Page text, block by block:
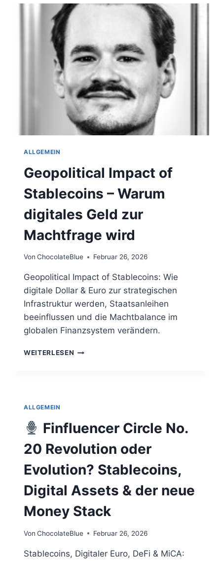
UND
KRYPTO?
ALLGEMEIN
Geopolitical Impact of
Stablecoins – Warum
digitales Geld zur
Machtfrage wird
Von ChocolateBlue Februar 26, 2026
Geopolitical Impact of Stablecoins: Wie
digitale Dollar & Euro zur strategischen
Infrastruktur werden, Staatsanleihen
beeinflussen und die Machtbalance im
globalen Finanzsystem verändern.
WEITERLESEN GEOPOLITICAL
ZUR
MACHTFRAGE
WIRD
ALLGEMEIN
Finfluencer Circle No.
20 Revolution oder
Evolution? Stablecoins,
Digital Assets & der neue
Money Stack
Von ChocolateBlue Februar 26, 2026
Stablecoins, Digitaler Euro, DeFi & MiCA: